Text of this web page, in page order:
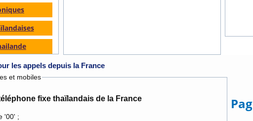
les appels depuis la France
et mobiles
fixe thaïlandais de la France
'00' ;